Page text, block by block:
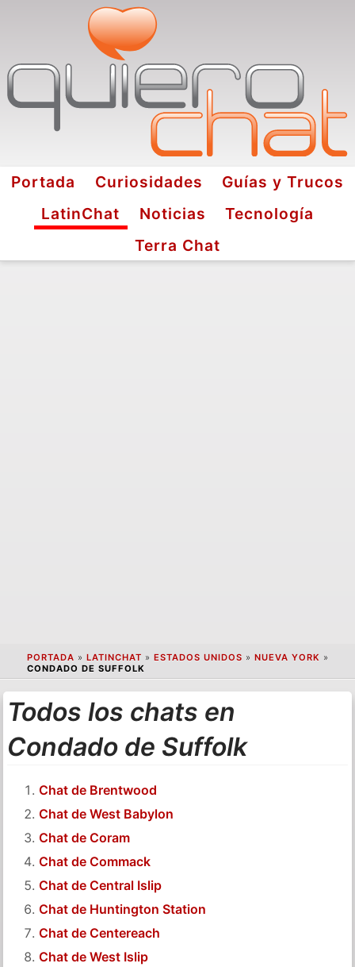
Portada Curiosidades
Guías y Trucos
LatinChat
Noticias
Tecnología
Terra Chat
PORTADA » LATINCHAT » ESTADOS UNIDOS » NUEVA YORK »
CONDADO DE SUFFOLK
Todos los chats en
Condado de Suffolk
Chat de Brentwood
Chat de West Babylon
Chat de Coram
Chat de Commack
Chat de Central Islip
Chat de Huntington Station
Chat de Centereach
Chat de West Islip